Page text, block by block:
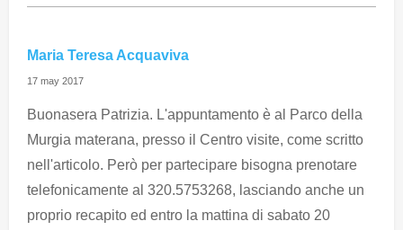
Maria Teresa Acquaviva
17 may 2017
Buonasera Patrizia. L'appuntamento è al Parco della
Murgia materana, presso il Centro visite, come scritto
nell'articolo. Però per partecipare bisogna prenotare
telefonicamente al 320.5753268, lasciando anche un
proprio recapito ed entro la mattina di sabato 20